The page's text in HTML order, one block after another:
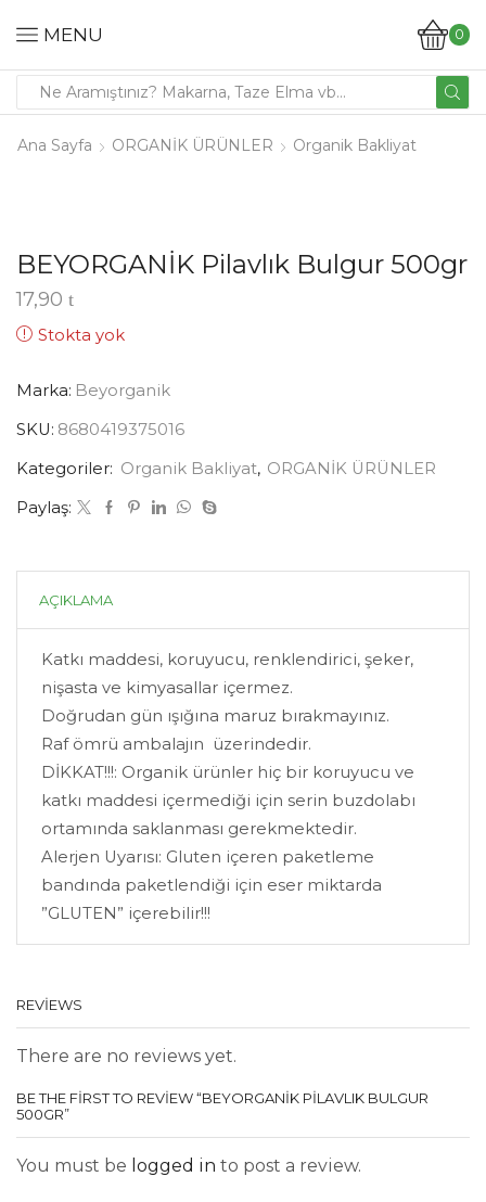
MENU 0
Ana Sayfa ORGANİK ÜRÜNLER Organik Bakliyat
BEYORGANİK Pilavlık Bulgur 500gr
17,90
Stokta yok
Marka: Beyorganik
SKU: 8680419375016
Kategoriler: Organik Bakliyat, ORGANİK ÜRÜNLER
Paylaş:
AÇIKLAMA
Katkı maddesi, koruyucu, renklendirici, şeker,
nişasta ve kimyasallar içermez.
Doğrudan gün ışığına maruz bırakmayınız.
Raf ömrü ambalajın üzerindedir.
DİKKAT!!!: Organik ürünler hiç bir koruyucu ve
katkı maddesi içermediği için serin buzdolabı
ortamında saklanması gerekmektedir.
Alerjen Uyarısı: Gluten içeren paketleme
bandında paketlendiği için eser miktarda
”GLUTEN” içerebilir!!!
REVIEWS
There are no reviews yet.
BE THE FIRST TO REVIEW “BEYORGANİK PILAVLIK BULGUR
500GR”
You must be logged in to post a review.